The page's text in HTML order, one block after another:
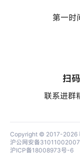
第一时
扫
联系进群
Copyright © 2017-2026
沪公网安备
沪ICP备18008973号-6